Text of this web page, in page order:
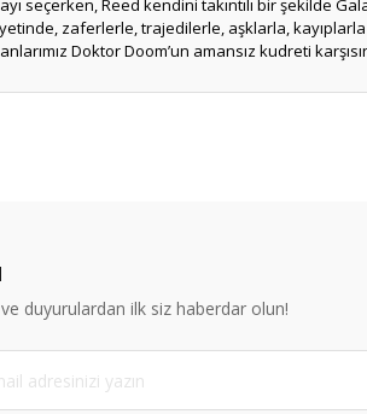
seçerken, Reed kendini takıntılı bir şekilde
zaferlerle, trajedilerle, aşklarla, kayıplarla
Doktor Doomʼun amansız kudreti
bilgilerinde hatalar bulunuyor.
fiyatı diğer sitelerden daha pahalı.
benzer farklı alternatifler olmalı.
duyurulardan ilk siz haberdar olun!